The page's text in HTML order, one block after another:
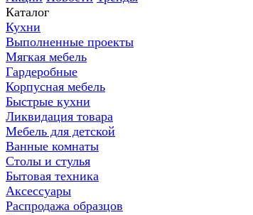
Каталог
Кухни
Выполненные проекты
Мягкая мебель
Гардеробные
Корпусная мебель
Быстрые кухни
Ликвидация товара
Мебель для детской
Ванные комнаты
Столы и стулья
Бытовая техника
Аксессуары
Распродажа образцов